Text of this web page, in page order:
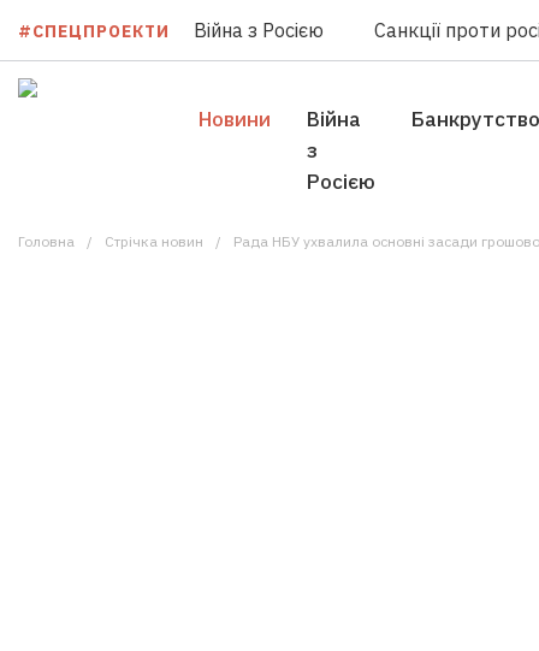
#СПЕЦПРОЕКТИ Війна з Росією Санкції проти
Новини
Війна
з
Росією
Банкрутство
Головна Стрічка новин Рада НБУ ухвалила основні засади